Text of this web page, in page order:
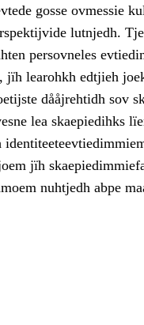
gosse ovmessie
lutnjedh.
persovneles
learohkh edtjieh
dååjrehtidh sov
lea skaepiedihks
jïh
nuhtjedh abpe